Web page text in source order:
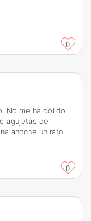
0
No me ha dolido
agujetas de
anoche un rato
0